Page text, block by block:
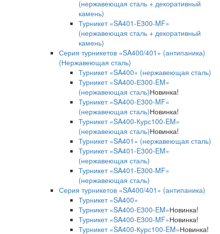
(нержавеющая сталь + декоративный
камень)
Турникет «SA401-E300-MF»
(нержавеющая сталь + декоративный
камень)
Серия турникетов «SA400/401» (антипаника)
(Нержавеющая сталь)
Турникет «SA400» (нержавеющая сталь)
Турникет «SA400-Е300-EM»
(нержавеющая сталь)Новинка!
Турникет «SA400-Е300-MF»
(нержавеющая сталь)Новинка!
Турникет «SA400-Курс100-EM»
(нержавеющая сталь)Новинка!
Турникет «SA401» (нержавеющая сталь)
Турникет «SA401-E300-EM»
(нержавеющая сталь)
Турникет «SA401-E300-MF»
(нержавеющая сталь)
Серия турникетов «SA400/401» (антипаника)
Турникет «SA400»
Турникет «SA400-Е300-EM»Новинка!
Турникет «SA400-Е300-MF»Новинка!
Турникет «SA400-Курс100-EM»Новинка!